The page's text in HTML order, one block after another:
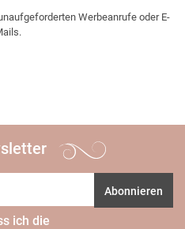
Werbeanrufe oder E-
Abonnieren
ich die